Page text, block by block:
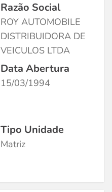
Razão Social
ROY AUTOMOBILE
DISTRIBUIDORA DE
VEICULOS LTDA
Data Abertura
15/03/1994
Tipo Unidade
Matriz